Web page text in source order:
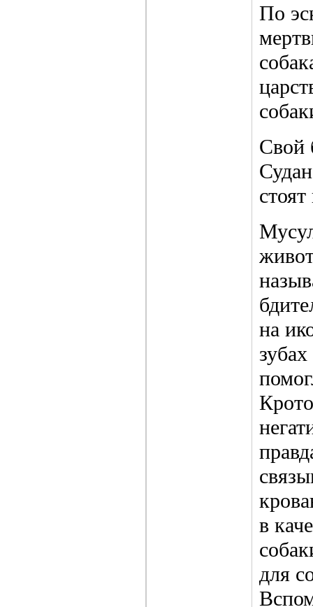
По
Свой
на
в
для